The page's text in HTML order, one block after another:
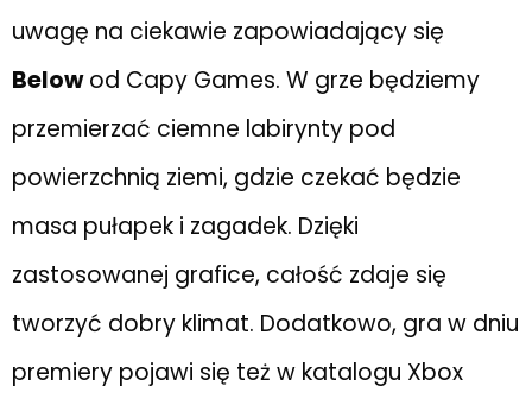
uwagę na ciekawie zapowiadający się
Belowod Capy Games. W grze będziemy
przemierzać ciemne labirynty pod
powierzchnią ziemi, gdzie czekać będzie
masa pułapek i zagadek. Dzięki
zastosowanej grafice, całość zdaje się
tworzyć dobry klimat. Dodatkowo, gra w dniu
premiery pojawi się też w katalogu Xbox